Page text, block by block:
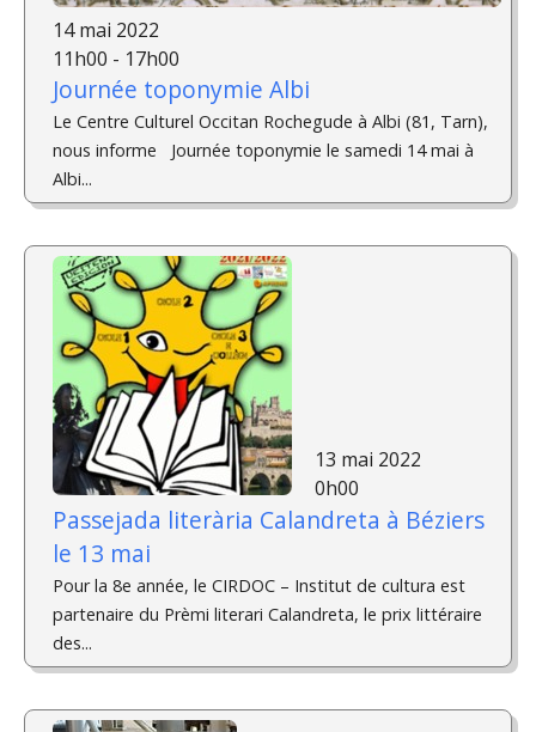
14 mai 2022
11h00 - 17h00
Journée toponymie Albi
Le Centre Culturel Occitan Rochegude à Albi (81, Tarn),
nous informe Journée toponymie le samedi 14 mai à
Albi...
13 mai 2022
0h00
Passejada literària Calandreta à Béziers
le 13 mai
Pour la 8e année, le CIRDOC – Institut de cultura est
partenaire du Prèmi literari Calandreta, le prix littéraire
des...